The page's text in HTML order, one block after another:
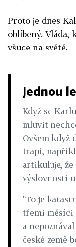
Proto je dnes
oblíbený. Vláda,
všude na světě.
Jednou
Když se
mluvit
Ovšem když
trápí,
artikuluje,
výslovnosti u
"To je
třemi měsíci
a
české země